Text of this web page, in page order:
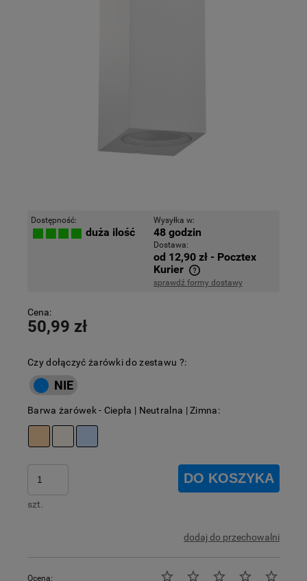
Dostępność:
duża ilość
Wysyłka w:
48 godzin
Dostawa:
od 12,90 zł - Pocztex
Kurier
Cena nie zawiera ewentualnych kosztów płatności
sprawdź formy dostawy
Cena:
50,99 zł
Czy dołączyć żarówki do zestawu ?:
Barwa żarówek - Ciepła | Neutralna | Zimna:
szt.
DO KOSZYKA
dodaj do przechowalni
Ocena: